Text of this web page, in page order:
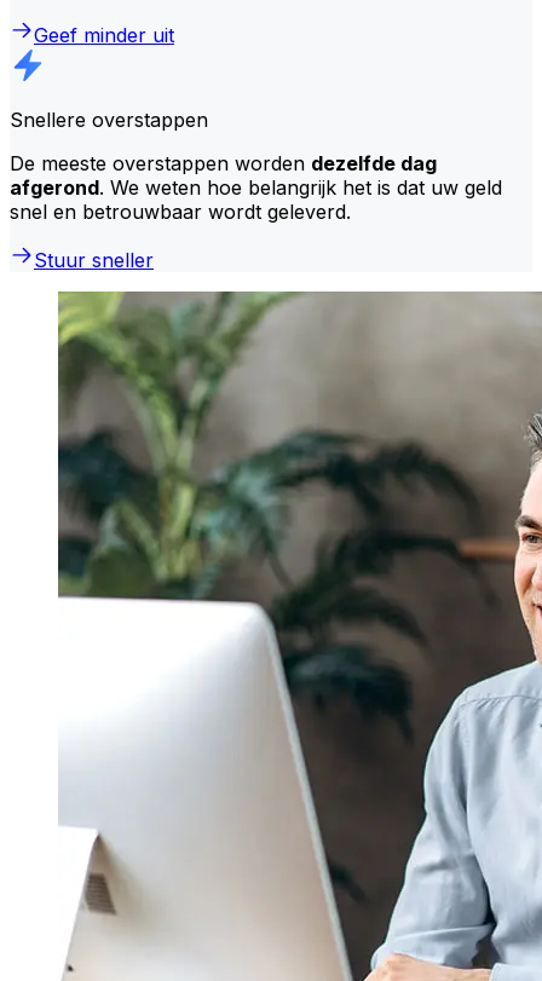
Geef minder uit
Snellere overstappen
De meeste overstappen worden dezelfde dag
afgerond. We weten hoe belangrijk het is dat uw geld
snel en betrouwbaar wordt geleverd.
Stuur sneller